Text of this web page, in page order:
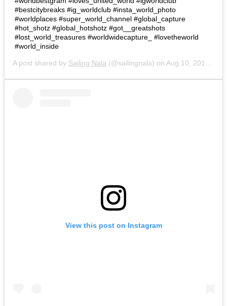
#bestcitybreaks #ig_worldclub #insta_world_photo
#worldplaces #super_world_channel #global_capture
#hot_shotz #global_hotshotz #got__greatshots
#lost_world_treasures #worldwidecapture_ #lovetheworld
#world_inside
A post shared by Sailing Nala (@sailingnala) on Aug 10, 2019 at 3:26pm PDT
View this post on Instagram